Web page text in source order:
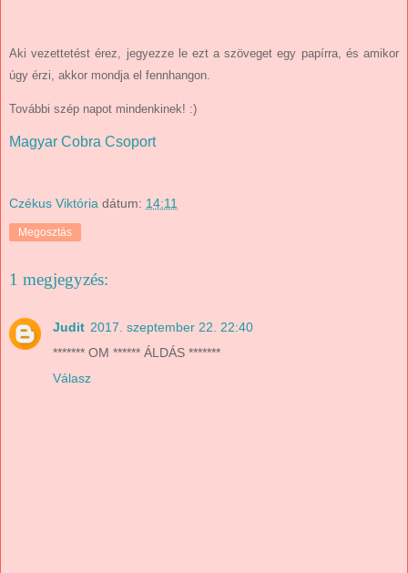
Aki vezettetést érez, jegyezze le ezt a szöveget egy papírra, és amikor
úgy érzi, akkor mondja el fennhangon.
További szép napot mindenkinek! :)
Magyar Cobra Csoport
Czékus Viktória dátum: 14:11
Megosztás
1 megjegyzés:
Judit 2017. szeptember 22. 22:40
******* OM ****** ÁLDÁS *******
Válasz